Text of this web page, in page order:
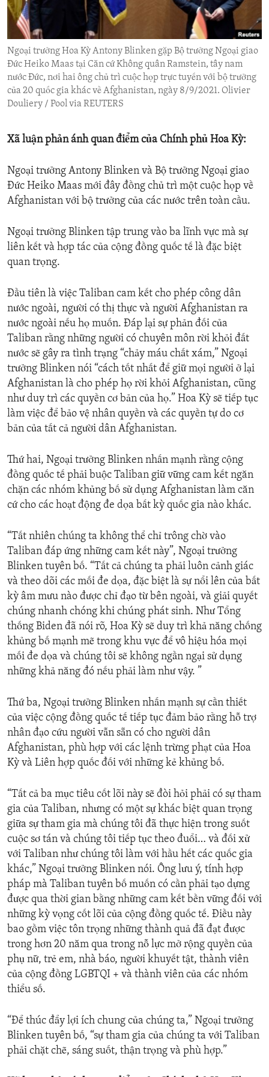
ENVIRONMENT AND HEALTH
IDEALS AND INSTITUTIONS
Ngoại trưởng Hoa Kỳ Antony Blinken gặp Bộ trưởng Ngoại giao
Đức Heiko Maas tại Căn cứ Không quân Ramstein, tây nam
nước Đức, nơi hai ông chủ trì cuộc họp trực tuyến với bộ trưởng
của 20 quốc gia khác về Afghanistan, ngày 8/9/2021. Olivier
Douliery / Pool via REUTERS
Xã luận phản ánh quan điểm của Chính phủ Hoa Kỳ:
Ngoại trưởng Antony Blinken và Bộ trưởng Ngoại giao
Đức Heiko Maas mới đây đồng chủ trì một cuộc họp về
Afghanistan với bộ trưởng của các nước trên toàn cầu.
Ngoại trưởng Blinken tập trung vào ba lĩnh vực mà sự
liên kết và hợp tác của cộng đồng quốc tế là đặc biệt
quan trọng.
Đầu tiên là việc Taliban cam kết cho phép công dân
nước ngoài, người có thị thực và người Afghanistan ra
nước ngoài nếu họ muốn. Đáp lại sự phản đối của
Taliban rằng những người có chuyên môn rời khỏi đất
nước sẽ gây ra tình trạng “chảy máu chất xám,” Ngoại
trưởng Blinken nói “cách tốt nhất để giữ mọi người ở lại
Afghanistan là cho phép họ rời khỏi Afghanistan, cũng
như duy trì các quyền cơ bản của họ.” Hoa Kỳ sẽ tiếp tục
làm việc để bảo vệ nhân quyền và các quyền tự do cơ
bản của tất cả người dân Afghanistan.
Thứ hai, Ngoại trưởng Blinken nhấn mạnh rằng cộng
đồng quốc tế phải buộc Taliban giữ vững cam kết ngăn
chặn các nhóm khủng bố sử dụng Afghanistan làm căn
cứ cho các hoạt động đe dọa bất kỳ quốc gia nào khác.
“Tất nhiên chúng ta không thể chỉ trông chờ vào
Taliban đáp ứng những cam kết này”, Ngoại trưởng
Blinken tuyên bố. “Tất cả chúng ta phải luôn cảnh giác
và theo dõi các mối đe dọa, đặc biệt là sự nổi lên của bất
kỳ âm mưu nào được chỉ đạo từ bên ngoài, và giải quyết
chúng nhanh chóng khi chúng phát sinh. Như Tổng
thống Biden đã nói rõ, Hoa Kỳ sẽ duy trì khả năng chống
khủng bố mạnh mẽ trong khu vực để vô hiệu hóa mọi
mối đe dọa và chúng tôi sẽ không ngần ngại sử dụng
những khả năng đó nếu phải làm như vậy. ”
Thứ ba, Ngoại trưởng Blinken nhấn mạnh sự cần thiết
của việc cộng đồng quốc tế tiếp tục đảm bảo rằng hỗ trợ
nhân đạo cứu người vẫn sẵn có cho người dân
Afghanistan, phù hợp với các lệnh trừng phạt của Hoa
Kỳ và Liên hợp quốc đối với những kẻ khủng bố.
“Tất cả ba mục tiêu cốt lõi này sẽ đòi hỏi phải có sự tham
gia của Taliban, nhưng có một sự khác biệt quan trọng
giữa sự tham gia mà chúng tôi đã thực hiện trong suốt
cuộc sơ tán và chúng tôi tiếp tục theo đuổi… và đối xử
với Taliban như chúng tôi làm với hầu hết các quốc gia
khác,” Ngoại trưởng Blinken nói. Ông lưu ý, tính hợp
pháp mà Taliban tuyên bố muốn có cần phải tạo dựng
được qua thời gian bằng những cam kết bền vững đối với
những kỳ vọng cốt lõi của cộng đồng quốc tế. Điều này
bao gồm việc tôn trọng những thành quả đã đạt được
trong hơn 20 năm qua trong nỗ lực mở rộng quyền của
phụ nữ, trẻ em, nhà báo, người khuyết tật, thành viên
của cộng đồng LGBTQI + và thành viên của các nhóm
thiểu số.
“Để thúc đẩy lợi ích chung của chúng ta,” Ngoại trưởng
Blinken tuyên bố, “sự tham gia của chúng ta với Taliban
phải chặt chẽ, sáng suốt, thận trọng và phù hợp.”